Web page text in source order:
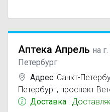
Аптека Апрель на
Петербург
Адрес: Санкт-
Петербург, проспект
Доставка :